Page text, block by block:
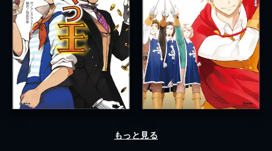
もっと見る